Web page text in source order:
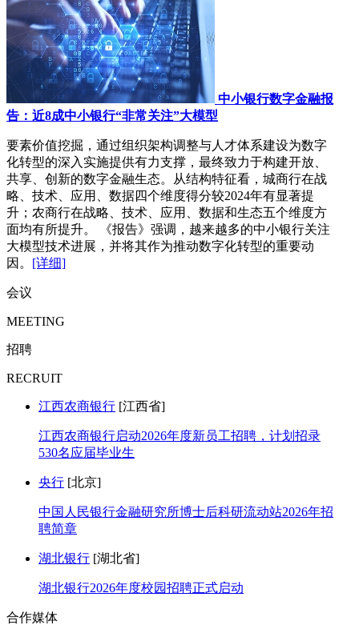
中小银行数字金融报
告：近8成中小银行“非常关注”大模型
要素价值挖掘，通过组织架构调整与人才体系建设为数字
化转型的深入实施提供有力支撑，最终致力于构建开放、
共享、创新的数字金融生态。从结构特征看，城商行在战
略、技术、应用、数据四个维度得分较2024年有显著提
升；农商行在战略、技术、应用、数据和生态五个维度方
面均有所提升。 《报告》强调，越来越多的中小银行关注
大模型技术进展，并将其作为推动数字化转型的重要动
因。 [详细]
会议
MEETING
招聘
RECRUIT
江西农商银行 [江西省]
江西农商银行启动2026年度新员工招聘，计划招录
530名应届毕业生
央行 [北京]
中国人民银行金融研究所博士后科研流动站2026年招
聘简章
湖北银行 [湖北省]
湖北银行2026年度校园招聘正式启动
合作媒体